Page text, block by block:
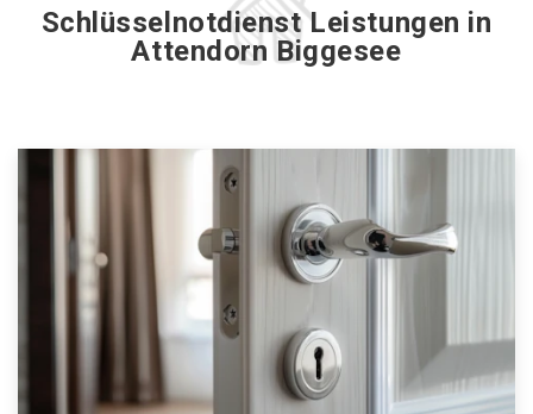
Schlüsselnotdienst Leistungen in
Attendorn Biggesee